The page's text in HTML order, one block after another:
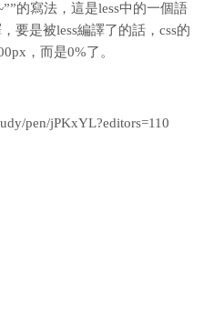
的寫法，這是less中的一個語
要是被less編譯了的話，css的
，而是0%了。
pen/jPKxYL?editors=110